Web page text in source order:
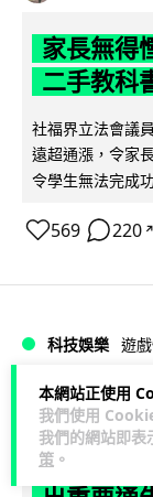
本網站正使用
我們使用
我們的網站即表
策 。
家長無得
二手教科
社福界立法會議
遠超通漲，令家
令學生無法完成
569 220 ↗
科技娛樂 遊
Lawton 13